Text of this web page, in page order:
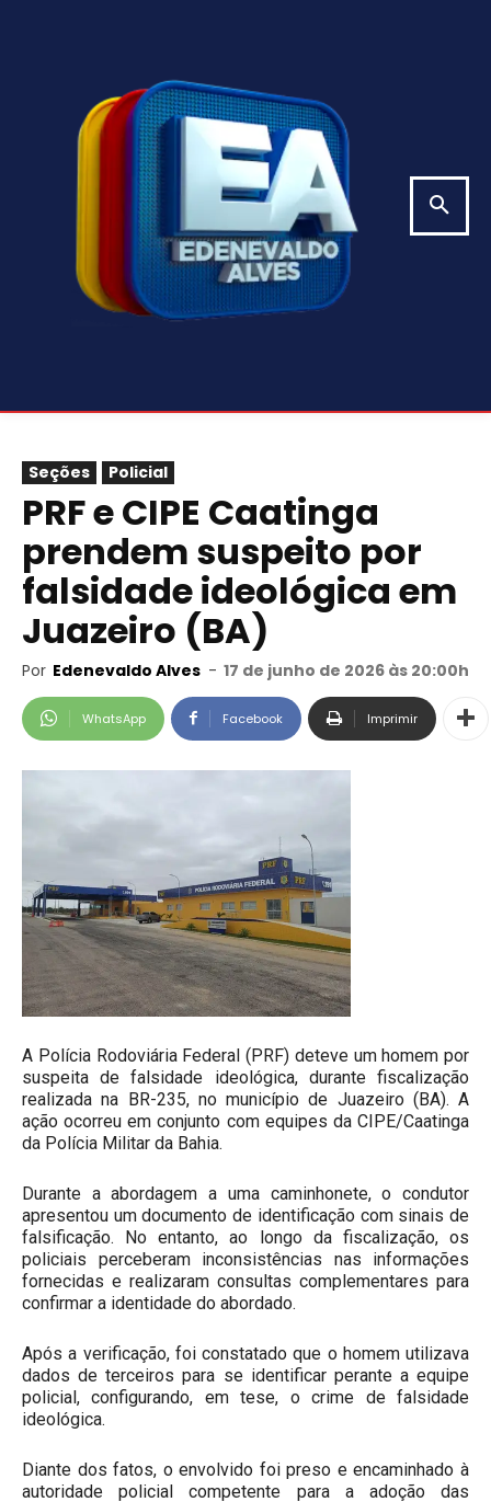
Seções Policial
PRF e CIPE Caatinga
prendem suspeito por
falsidade ideológica em
Juazeiro (BA)
Por Edenevaldo Alves - 17 de junho de 2026 às 20:00h
WhatsApp Facebook Imprimir
A Polícia Rodoviária Federal (PRF) deteve um homem por
suspeita de falsidade ideológica, durante fiscalização
realizada na BR-235, no município de Juazeiro (BA). A
ação ocorreu em conjunto com equipes da CIPE/Caatinga
da Polícia Militar da Bahia.
Durante a abordagem a uma caminhonete, o condutor
apresentou um documento de identificação com sinais de
falsificação. No entanto, ao longo da fiscalização, os
policiais perceberam inconsistências nas informações
fornecidas e realizaram consultas complementares para
confirmar a identidade do abordado.
Após a verificação, foi constatado que o homem utilizava
dados de terceiros para se identificar perante a equipe
policial, configurando, em tese, o crime de falsidade
ideológica.
Diante dos fatos, o envolvido foi preso e encaminhado à
autoridade policial competente para a adoção das